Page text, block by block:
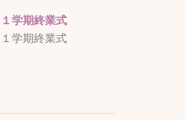
１学期終業式
１学期終業式